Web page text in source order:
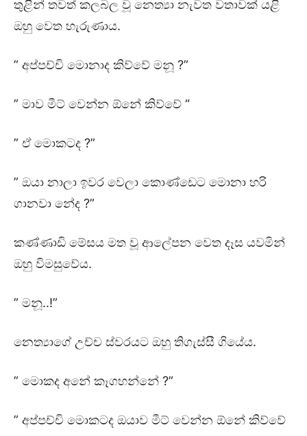
තුළින් තවත් කලබල වූ නෙත්‍යා නැවත වතාවක් යළි
ඔහු වෙත හැරුණාය.
” අප්පච්චි මොනාද කිව්වේ මනූ ?”
” මාව මීට් වෙන්න ඕනේ කිව්වේ “
” ඒ මොකටද ?”
” ඔයා නාලා ඉවර වෙලා කොණ්ඩෙට මොනා හරි
ගානවා නේද ?”
කණ්ණාඩි මේසය මත වූ ආලේපන වෙත දෑස යවමින්
ඔහු විමසුවේය.
” මනූ..!”
නෙත්‍යාගේ උච්ච ස්වරයට ඔහු තිගැස්සී ගියේය.
” මොකද අනේ කෑගහන්නේ ?”
” අප්පච්චි මොකටද ඔයාව මීට් වෙන්න ඕනේ කිව්වේ